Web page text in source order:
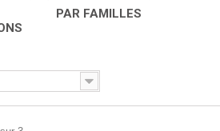
PAR FAMILLES